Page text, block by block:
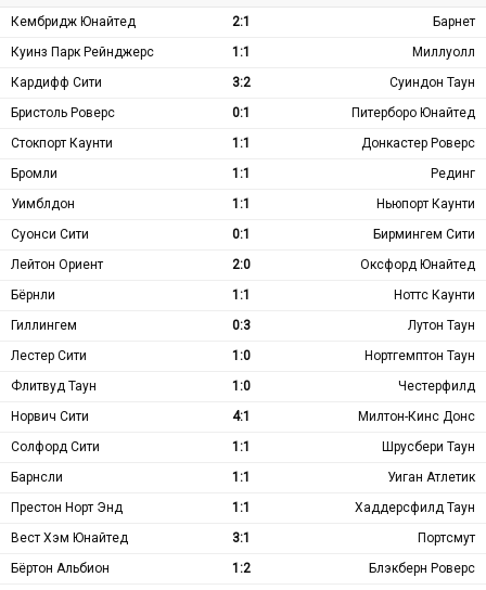
Кембридж Юнайтед 2:1
Барнет
Куинз Парк Рейнджерс
1:1
Миллуолл
Кардифф Сити
3:2
Суиндон Таун
Бристоль Роверс
0:1
Питерборо Юнайтед
Стокпорт Каунти
1:1
Донкастер Роверс
Бромли
1:1
Рединг
Уимблдон
1:1
Ньюпорт Каунти
Суонси Сити
0:1
Бирмингем Сити
Лейтон Ориент
2:0
Оксфорд Юнайтед
Бёрнли
1:1
Ноттс Каунти
Гиллингем
0:3
Лутон Таун
Лестер Сити
1:0
Нортгемптон Таун
Флитвуд Таун
1:0
Честерфилд
Норвич Сити
4:1
Милтон-Кинс Донс
Солфорд Сити
1:1
Шрусбери Таун
Барнсли
1:1
Уиган Атлетик
Престон Норт Энд
1:1
Хаддерсфилд Таун
Вест Хэм Юнайтед
3:1
Портсмут
Бёртон Альбион
1:2
Блэкберн Роверс